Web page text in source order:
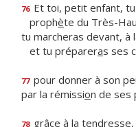
76 Et toi, petit enfant,
prophète du Très-
tu marcheras devant, à
et tu prépareras ses
77 pour donner à son
par la rémission de ses
78 grâce à la tendresse,